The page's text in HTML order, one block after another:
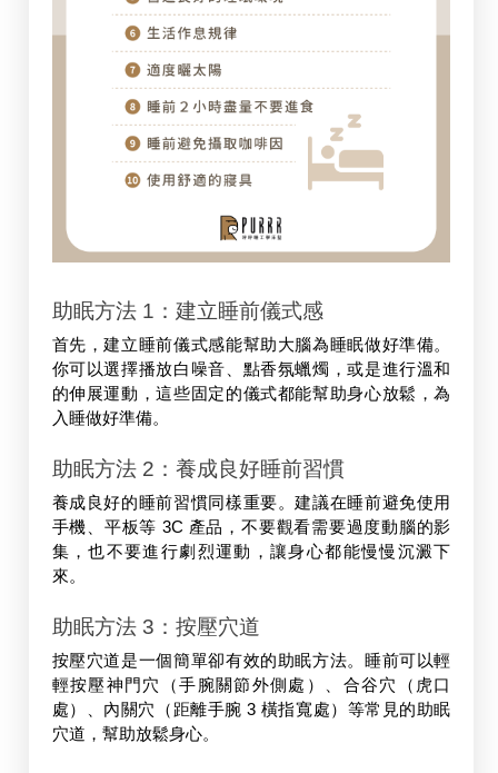
助眠方法 1：建立睡前儀式感
首先，建立睡前儀式感能幫助大腦為睡眠做好準備。
你可以選擇播放白噪音、點香氛蠟燭，或是進行溫和
的伸展運動，這些固定的儀式都能幫助身心放鬆，為
入睡做好準備。
助眠方法 2：養成良好睡前習慣
養成良好的睡前習慣同樣重要。建議在睡前避免使用
手機、平板等 3C 產品，不要觀看需要過度動腦的影
集，也不要進行劇烈運動，讓身心都能慢慢沉澱下
來。
助眠方法 3：按壓穴道
按壓穴道是一個簡單卻有效的助眠方法。睡前可以輕
輕按壓神門穴（手腕關節外側處）、合谷穴（虎口
處）、內關穴（距離手腕 3 橫指寬處）等常見的助眠
穴道，幫助放鬆身心。